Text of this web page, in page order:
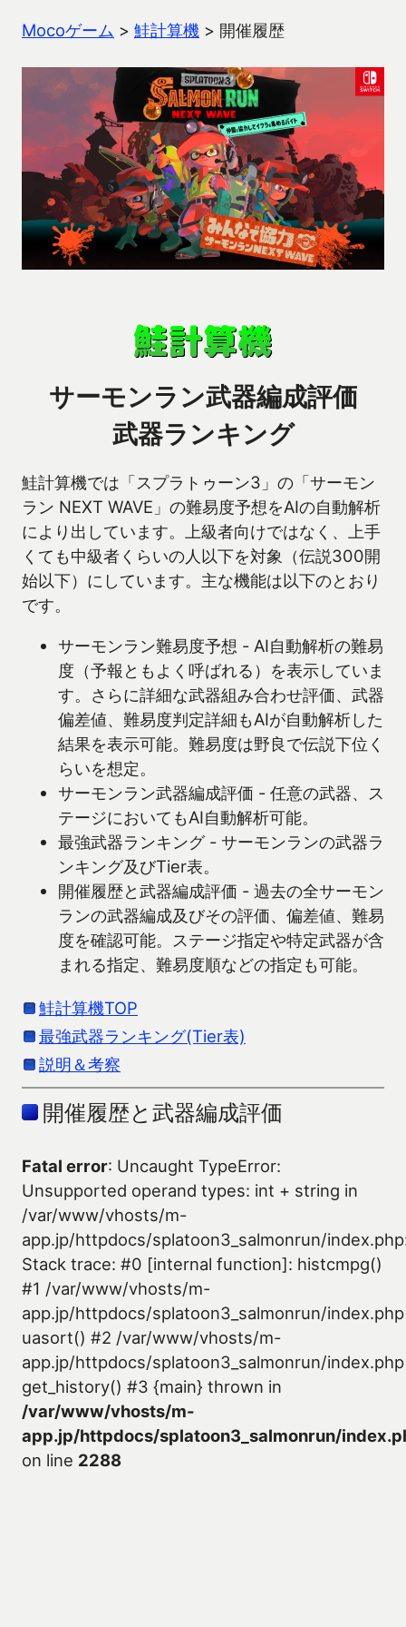
Mocoゲーム > 鮭計算機 > 開催履歴
サーモンラン武器編成評価
武器ランキング
鮭計算機では「スプラトゥーン3」の「サーモン
ラン NEXT WAVE」の難易度予想をAIの自動解析
により出しています。上級者向けではなく、上手
くても中級者くらいの人以下を対象（伝説300開
始以下）にしています。主な機能は以下のとおり
です。
サーモンラン難易度予想 - AI自動解析の難易
度（予報ともよく呼ばれる）を表示していま
す。さらに詳細な武器組み合わせ評価、武器
偏差値、難易度判定詳細もAIが自動解析した
結果を表示可能。難易度は野良で伝説下位く
らいを想定。
サーモンラン武器編成評価 - 任意の武器、ス
テージにおいてもAI自動解析可能。
最強武器ランキング - サーモンランの武器ラ
ンキング及びTier表。
開催履歴と武器編成評価 - 過去の全サーモン
ランの武器編成及びその評価、偏差値、難易
度を確認可能。ステージ指定や特定武器が含
まれる指定、難易度順などの指定も可能。
鮭計算機TOP
最強武器ランキング(Tier表)
説明＆考察
開催履歴と武器編成評価
Fatal error: Uncaught TypeError:
Unsupported operand types: int + string in
/var/www/vhosts/m-
app.jp/httpdocs/splatoon3_salmonrun/
Stack trace: #0 [internal function]: histcmpg()
#1 /var/www/vhosts/m-
app.jp/httpdocs/splatoon3_salmonrun/
uasort() #2 /var/www/vhosts/m-
app.jp/httpdocs/splatoon3_salmonrun/
get_history() #3 {main} thrown in
/var/www/vhosts/m-
app.jp/httpdocs/splatoon3_salmonrun/
on line 2288